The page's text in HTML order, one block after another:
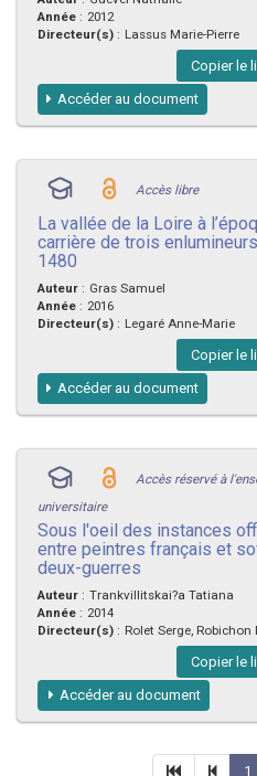
Année : 2012
Directeur(s) : Lassus Marie-Pierre
Copier le
Accéder au document
Accès libre
La vallée de la Loire à
carrière de trois
1480
Auteur : Gras Samuel
Année : 2016
Directeur(s) : Legaré Anne-Marie
Copier le
Accéder au document
Accès réservé à
universitaire
Sous l'oeil des instances
entre peintres français et
deux-guerres
Auteur : Trankvillitskai?a Tatiana
Année : 2014
Directeur(s) : Rolet Serge, Robichon
Copier le
Accéder au document
1